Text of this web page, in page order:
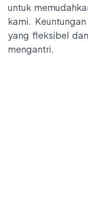
untuk
kami.
yang fleksibel
mengantri.